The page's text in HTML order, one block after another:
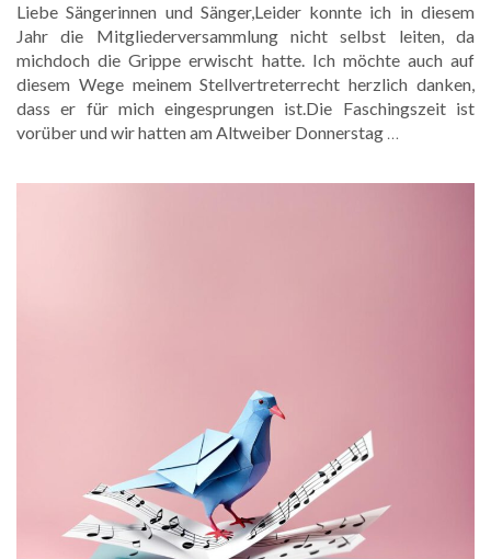
Liebe Sängerinnen und Sänger,Leider konnte ich in diesem
Jahr die Mitgliederversammlung nicht selbst leiten, da
michdoch die Grippe erwischt hatte. Ich möchte auch auf
diesem Wege meinem Stellvertreterrecht herzlich danken,
dass er für mich eingesprungen ist.Die Faschingszeit ist
vorüber und wir hatten am Altweiber Donnerstag …